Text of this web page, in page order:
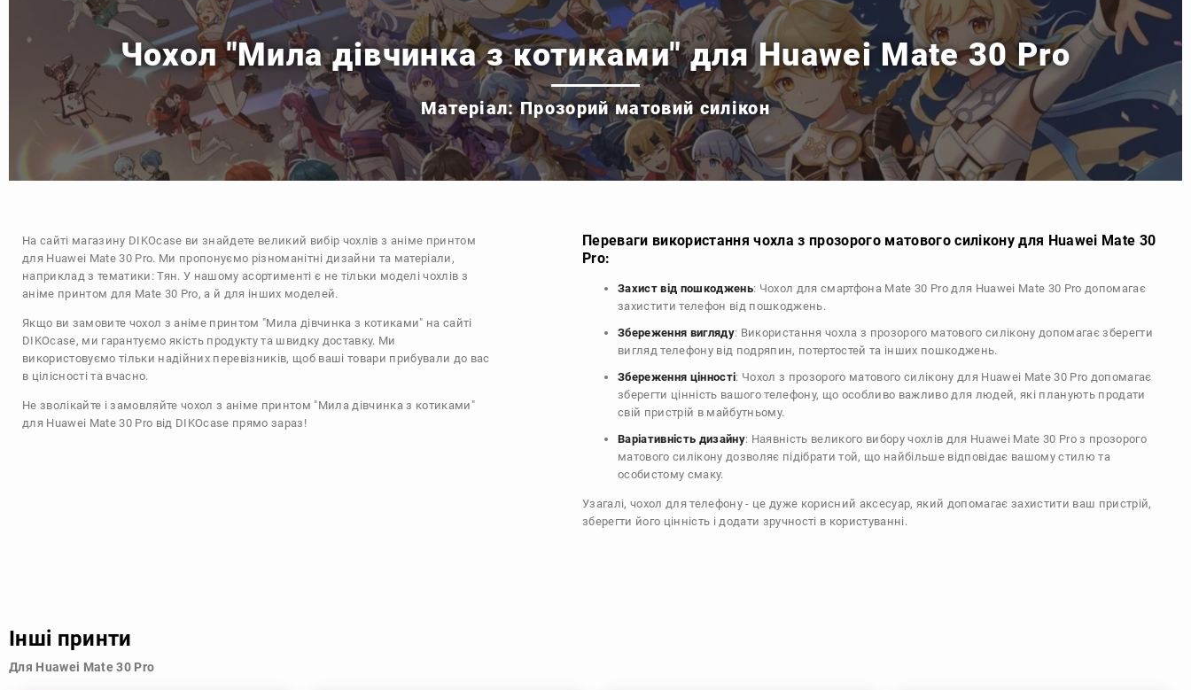
Чохол "Мила дівчинка з котиками" для Huawei Mate 30 Pro
Матеріал: Прозорий матовий силікон
На сайті магазину DIKOcase ви знайдете великий вибір чохлів з аніме принтом
для Huawei Mate 30 Pro. Ми пропонуємо різноманітні дизайни та матеріали,
наприклад з тематики:Тян. У нашому асортименті є не тільки моделі чохлів з
аніме принтом для Mate 30 Pro, а й для інших моделей.
Якщо ви замовите чохол з аніме принтом "Мила дівчинка з котиками" на сайті
DIKOcase, ми гарантуємо якість продукту та швидку доставку. Ми
використовуємо тільки надійних перевізників, щоб ваші товари прибували до вас
в цілісності та вчасно.
Не зволікайте і замовляйте чохол з аніме принтом "Мила дівчинка з котиками"
для Huawei Mate 30 Pro від DIKOcase прямо зараз!
Переваги використання чохла з прозорого матового силікону для Huawei Mate 30
Pro:
Захист від пошкоджень: Чохол для смартфона Mate 30 Pro для Huawei Mate 30 Pro допомагає
захистити телефон від пошкоджень.
Збереження вигляду: Використання чохла з прозорого матового силікону допомагає зберегти
вигляд телефону від подряпин, потертостей та інших пошкоджень.
Збереження цінності: Чохол з прозорого матового силікону для Huawei Mate 30 Pro допомагає
зберегти цінність вашого телефону, що особливо важливо для людей, які планують продати
свій пристрій в майбутньому.
Варіативність дизайну: Наявність великого вибору чохлів для Huawei Mate 30 Pro з прозорого
матового силікону дозволяє підібрати той, що найбільше відповідає вашому стилю та
особистому смаку.
Узагалі, чохол для телефону - це дуже корисний аксесуар, який допомагає захистити ваш пристрій,
зберегти його цінність і додати зручності в користуванні.
Інші принти
Для Huawei Mate 30 Pro